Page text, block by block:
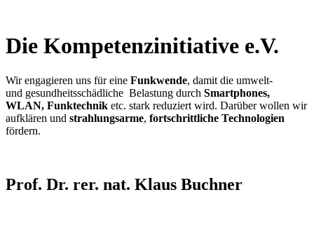
Die Kompetenz­initiative e.V.
Wir engagieren uns für eine Funkwende, damit die umwelt-
und gesundheitsschädliche Belastung durch Smartphones,
WLAN, Funktechnik etc. stark reduziert wird. Darüber wollen wir
aufklären und strahlungsarme, fortschrittliche Technologien
fördern.
Prof. Dr. rer. nat. Klaus Buchner